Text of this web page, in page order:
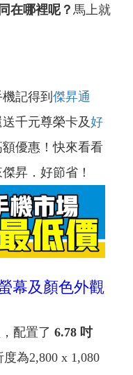
在哪裡呢？ 馬上就
記得到 傑昇通
送千元尊榮卡及好
優惠！快來看看
昇．好節省！
幕及顏色外觀
配置了 6.78 吋
度為2,800 x 1,080